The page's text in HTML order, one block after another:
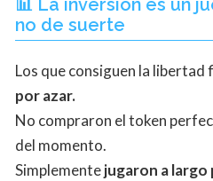
no de suerte
Los que consiguen la libertad
por azar.
No compraron el token
del momento.
Simplementejugaron a largo